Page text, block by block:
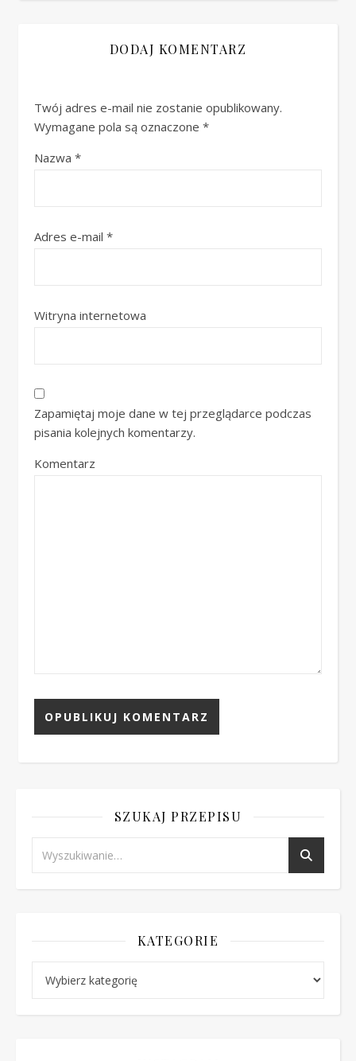
DODAJ KOMENTARZ
Twój adres e-mail nie zostanie opublikowany.
Wymagane pola są oznaczone *
Nazwa *
Adres e-mail *
Witryna internetowa
Zapamiętaj moje dane w tej przeglądarce podczas
pisania kolejnych komentarzy.
Komentarz
SZUKAJ PRZEPISU
KATEGORIE